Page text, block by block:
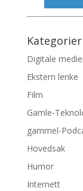
Kategorier
Digitale
Ekstern lenke
Film
Gamle-
gammel-
Hovedsak
Humor
Internett